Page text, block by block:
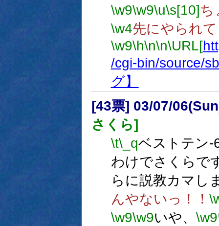
\w9\w9\u\s[10]ち
\w4先にやられ
\w9\h\n\n\URL[
/cgi-bin/source/
グ】
[43票] 03/07/
さくら]
\t\_qベストテン-
わけでさくらで
らに説教カマし
んやないっ！！
\w9\w9いや、 \w9